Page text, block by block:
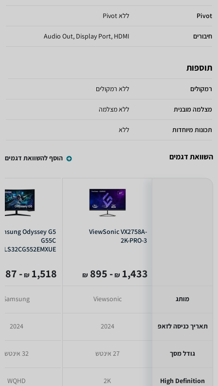
Pivot ללא Pivot
חיבורים Audio Out, Display Port, HDMI
תוספות
רמקולים ללא רמקולים
מצלמה מובנית ללא מצלמה
תכונות מיוחדות ללא
השוואת דגמים הוסף להשוואת דגמים
מותג
תאריך כניסה לזאפ
גודל מסך
High Definition
ViewSonic VX2758A-
2K-PRO-3
1,433
₪
- 895
₪
Viewsonic
2024
27 אינטש
2K
Odyssey G5
G55C
LS32CG552EMXUE
1,518
₪
- 987
Samsung
2024
32 אינטש
WQHD